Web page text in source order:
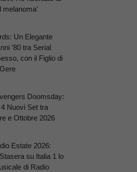
melanoma’
Un Elegante
’80 tra Serial
con il Figlio di
Doomsday:
Nuovi Set tra
e Ottobre 2026
Estate 2026:
su Italia 1 lo
di Radio